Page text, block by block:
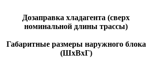
Дозаправка хладагента (сверх
номинальной длины трассы)
Габаритные размеры наружного блока
(ШxВxГ)